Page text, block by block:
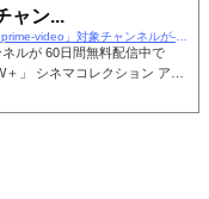
ャン...
https://ajirolife.com/2022/11/16/映画みるなら「prime-video」対象チャンネルが-60日間無料
ルが 60日間無料配信中で
」 シネマコレクション アジ
ネル 60日間 無料体験はこち